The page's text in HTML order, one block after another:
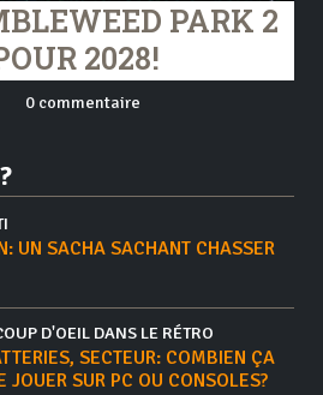
PARK 2
2028!
0 commentaire
UN SACHA SACHANT CHASSER
D'OEIL DANS LE RÉTRO
SECTEUR: COMBIEN ÇA
JOUER SUR PC OU CONSOLES?